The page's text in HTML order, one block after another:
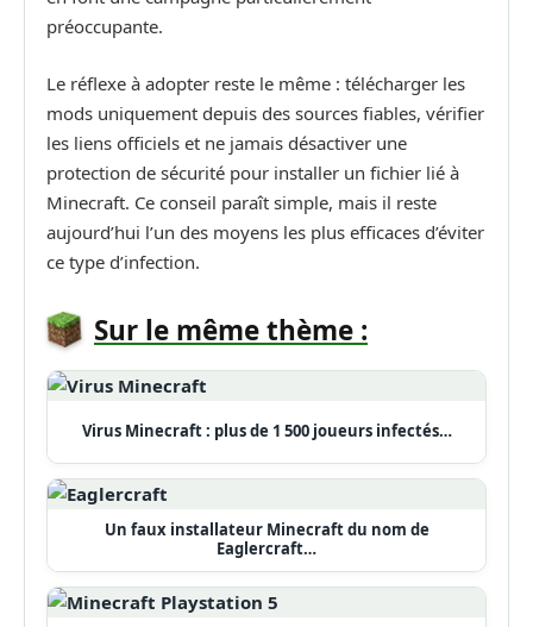
préoccupante.
Le réflexe à adopter reste le même : télécharger les
mods uniquement depuis des sources fiables, vérifier
les liens officiels et ne jamais désactiver une
protection de sécurité pour installer un fichier lié à
Minecraft. Ce conseil paraît simple, mais il reste
aujourd’hui l’un des moyens les plus efficaces d’éviter
ce type d’infection.
Sur le même thème :
Virus Minecraft : plus de 1 500 joueurs infectés…
Un faux installateur Minecraft du nom de
Eaglercraft…